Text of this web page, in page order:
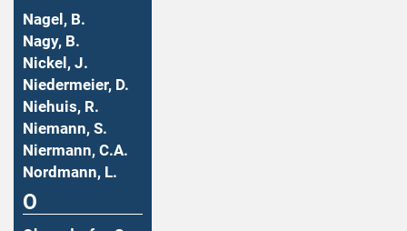
Nagel, B.
Nagy, B.
Nickel, J.
Niedermeier, D.
Niehuis, R.
Niemann, S.
Niermann, C.A.
Nordmann, L.
O